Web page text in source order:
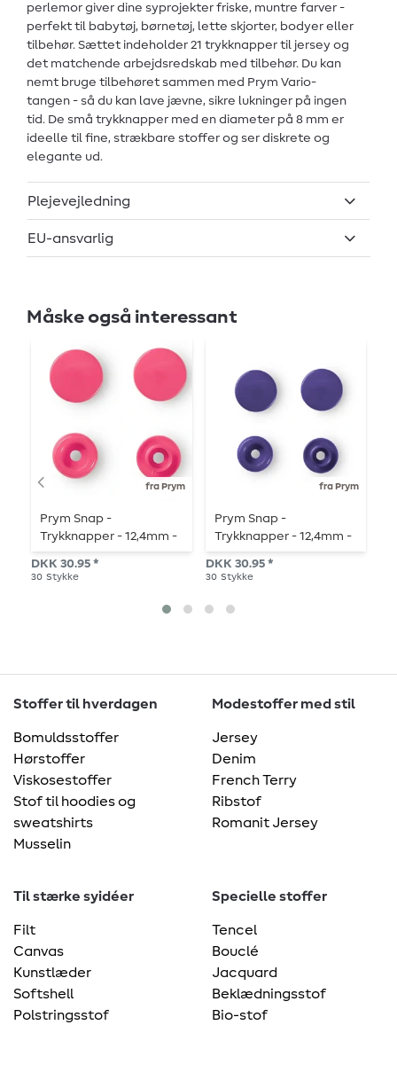
perlemor giver dine syprojekter friske, muntre farver -
perfekt til babytøj, børnetøj, lette skjorter, bodyer eller
tilbehør. Sættet indeholder 21 trykknapper til jersey og
det matchende arbejdsredskab med tilbehør. Du kan
nemt bruge tilbehøret sammen med Prym Vario-
tangen - så du kan lave jævne, sikre lukninger på ingen
tid. De små trykknapper med en diameter på 8 mm er
ideelle til fine, strækbare stoffer og ser diskrete og
elegante ud.
Plejevejledning
EU-ansvarlig
Måske også interessant
fra Prym
Prym Snap -
Trykknapper - 12,4mm -
hindbær - 30 stk.
DKK 30.95 *
30 Stykke
fra Prym
Prym Snap -
Trykknapper - 12,4mm -
violet - 30 stk.
DKK 30.95 *
30 Stykke
Stoffer til hverdagen
Bomuldsstoffer
Hørstoffer
Viskosestoffer
Stof til hoodies og
sweatshirts
Musselin
Modestoffer med stil
Jersey
Denim
French Terry
Ribstof
Romanit Jersey
Til stærke syidéer
Filt
Canvas
Kunstlæder
Softshell
Polstringsstof
Specielle stoffer
Tencel
Bouclé
Jacquard
Beklædningsstof
Bio-stof